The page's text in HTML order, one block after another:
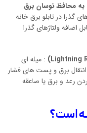
به محافظ نوسان برق
گذرا در تابلو برق خانه
اضافه ولتاژهای گذرا
Lightning
) : میله ای
برق و پست های فشار
رعد و برق یا صاعقه
است؟